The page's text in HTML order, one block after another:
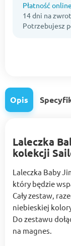
Płatność
14 dni na
Potrzebujesz
Opis
Laleczka
kolekcji
Laleczka Baby
który będzie
Cały zestaw,
niebieskiej
Do zestawu
na magnes.